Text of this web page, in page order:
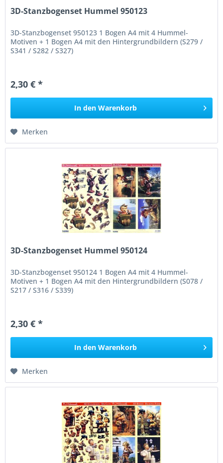
3D-Stanzbogenset Hummel 950123
3D-Stanzbogenset 950123 1 Bogen A4 mit 4 Hummel-
Motiven + 1 Bogen A4 mit den Hintergrundbildern (S279 /
S341 / S282 / S327)
2,30 € *
In den Warenkorb
Merken
3D-Stanzbogenset Hummel 950124
3D-Stanzbogenset 950124 1 Bogen A4 mit 4 Hummel-
Motiven + 1 Bogen A4 mit den Hintergrundbildern (S078 /
S217 / S316 / S339)
2,30 € *
In den Warenkorb
Merken